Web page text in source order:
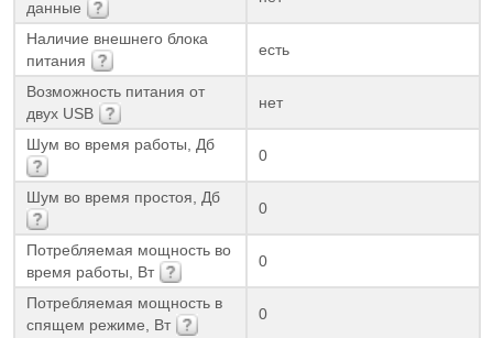
данные
Наличие внешнего блока
питания
есть
Возможность питания от
двух USB
нет
Шум во время работы, Дб
0
Шум во время простоя, Дб
0
Потребляемая мощность во
время работы, Вт
0
Потребляемая мощность в
спящем режиме, Вт
0